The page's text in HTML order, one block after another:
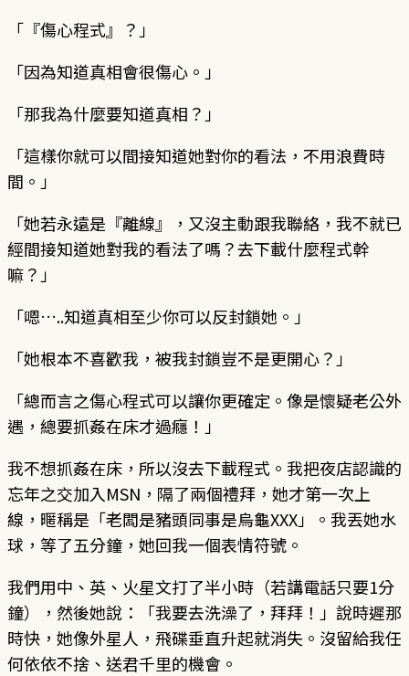
「『傷心程式』？」
「因為知道真相會很傷心。」
「那我為什麼要知道真相？」
「這樣你就可以間接知道她對你的看法，不用浪費時
間。」
「她若永遠是『離線』，又沒主動跟我聯絡，我不就已
經間接知道她對我的看法了嗎？去下載什麼程式幹
嘛？」
「嗯…..知道真相至少你可以反封鎖她。」
「她根本不喜歡我，被我封鎖豈不是更開心？」
「總而言之傷心程式可以讓你更確定。像是懷疑老公外
遇，總要抓姦在床才過癮！」
我不想抓姦在床，所以沒去下載程式。我把夜店認識的
忘年之交加入MSN，隔了兩個禮拜，她才第一次上
線，暱稱是「老闆是豬頭同事是烏龜XXX」。我丟她水
球，等了五分鐘，她回我一個表情符號。
我們用中、英、火星文打了半小時（若講電話只要1分
鐘），然後她說：「我要去洗澡了，拜拜！」說時遲那
時快，她像外星人，飛碟垂直升起就消失。沒留給我任
何依依不捨、送君千里的機會。